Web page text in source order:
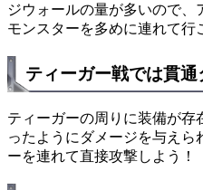
ジウォールの量が多いので
モンスターを多めに連れて行
ティーガー戦では貫通
ティーガーの周りに装備が存
ったようにダメージを与えら
ーを連れて直接攻撃しよう！